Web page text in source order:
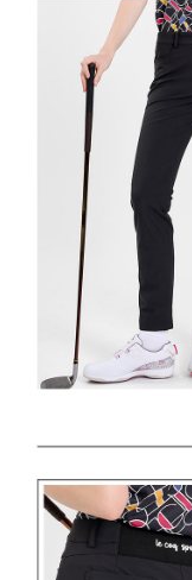
2.透過簡訊連結打開帳單
帳／街口支付／iPASS
【注意事項】
1.本服務係由「台灣大哥
用戶於交易時，得透過
買賣價金債權讓與本公
2.基於同意付款使用「大
資料（包含姓名、電話
由本公司與您本人進行
3.完整用戶服務條款，請
結帳頁面，進行簡訊認證
２．訂單成立數日內，您
３．收到繳費通知簡訊
ATM／網路銀行／等多
※ 請注意：結帳手續完
購買商品的店家。未經
後付繳納相關費用。
※ 交易是否成功請以「
是否繳費成功／繳費後
客戶支援中心」
https://
【注意事項】
１．透過由恩沛科技股
易，需依本服務之必要
權轉讓予恩沛科技股份有
２．關於個人資料處理事
https://aftee.tw/terms/
３．未成年的使用者請
４．使用「AFTEE先享
時審查核予不同之上限
請求用戶進行身份認證。
５．嚴禁一人註冊多個
恩沛科技股份有限公司
付款後全家取貨
萊爾富取貨付款
付款後萊爾富取貨
7-11取貨付款
付款後7-11取貨
宅配
免運費